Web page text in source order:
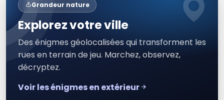
Grandeur nature
Explorez votre ville
Des énigmes géolocalisées qui transforment les
rues en terrain de jeu. Marchez, observez,
décryptez.
Voir les énigmes en extérieur